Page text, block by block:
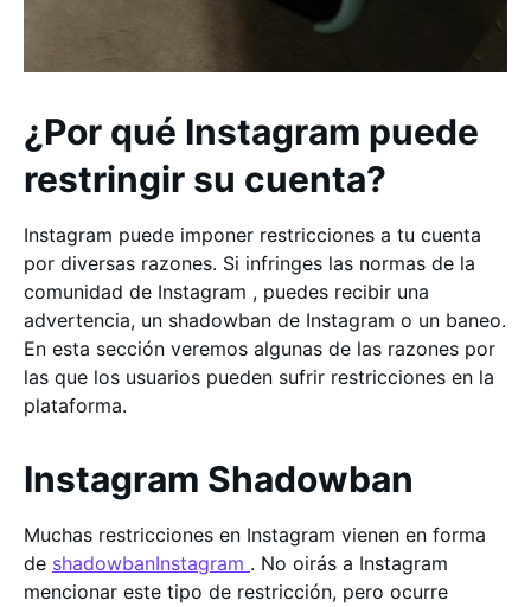
¿Por qué Instagram puede
restringir su cuenta?
Instagram puede imponer restricciones a tu cuenta
por diversas razones. Si infringes las normas de la
comunidad de Instagram , puedes recibir una
advertencia, un shadowban de Instagram o un baneo.
En esta sección veremos algunas de las razones por
las que los usuarios pueden sufrir restricciones en la
plataforma.
Instagram Shadowban
Muchas restricciones en Instagram vienen en forma
de shadowbanInstagram . No oirás a Instagram
mencionar este tipo de restricción, pero ocurre